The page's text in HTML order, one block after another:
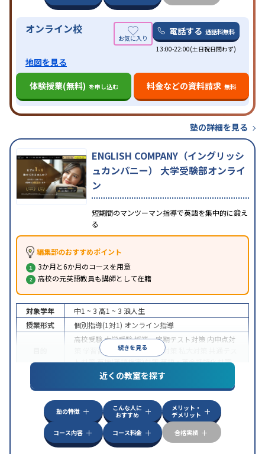
オンライン校 電話する 通話料無料
13:00-22:00(土日祝日問わず)
地図を見る
体験授業(無料) を申し込む 料金などの資料請求 無料
塾の詳細を見る
ENGLISH COMPANY（イングリッシ
ュカンパニー） 大学受験部オンライ
ン
短期間のマンツーマン指導で英語を集中的に鍛え
る
編集部のおすすめポイント
3か月と6か月のコースを用意
高校の元英語教員も講師として在籍
続きを見る
対象学年 中1 ~ 3 高1 ~ 3 浪人生
授業形式
個別指導(1対1) オンライン指導
高校受験大学受験授業・定期テスト対策 内申点対
学習習慣の定着国公立大対策
ト対策英検(英語検定)対策英語・英会話特化対策
特徴
中高一貫校生に対応授業の振替可能
学習にPC・タブレットを利用オンライン対応1
科目から受講可能
近くの教室を探す
塾の特徴
こんな人に
おすすめ
メリット・
デメリット
コース内容
コース料金 合格実績